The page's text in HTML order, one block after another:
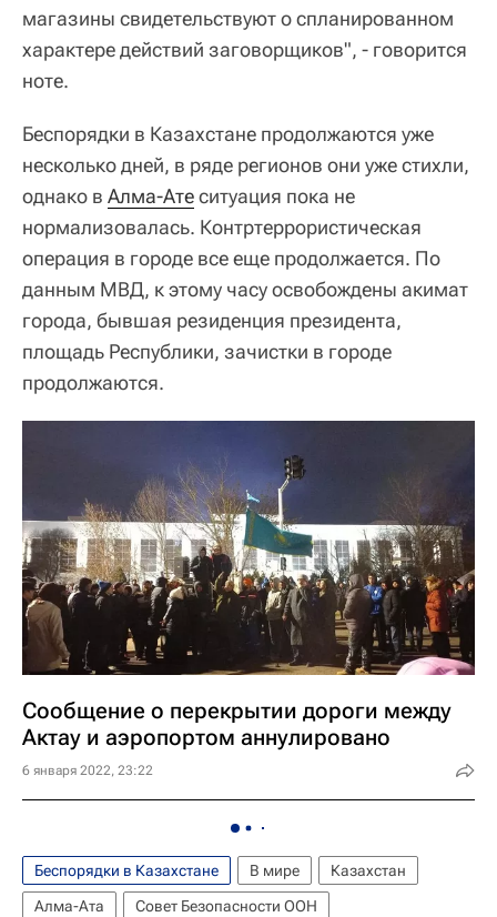
магазины свидетельствуют о спланированном
характере действий заговорщиков", - говорится
ноте.
Беспорядки в Казахстане продолжаются уже
несколько дней, в ряде регионов они уже стихли,
однако в Алма-Атеситуация пока не
нормализовалась. Контртеррористическая
операция в городе все еще продолжается. По
данным МВД, к этому часу освобождены акимат
города, бывшая резиденция президента,
площадь Республики, зачистки в городе
продолжаются.
Сообщение о перекрытии дороги между
Актау и аэропортом аннулировано
6 января 2022, 23:22
Беспорядки в Казахстане В мире
Казахстан
Алма-Ата
Совет Безопасности ООН